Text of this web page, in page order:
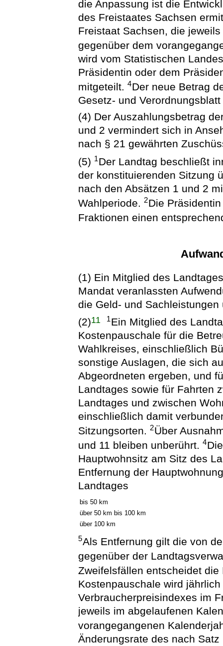
die Anpassung ist die
des Freistaates Sachsen
Freistaat Sachsen, die
gegenüber dem
wird vom Statistischen
Präsidentin oder dem
mitgeteilt.4Der neue Betrag
Gesetz- und
(4) Der Auszahlungsbetrag
und 2 vermindert sich in
nach § 21 gewährten
(5) 1Der Landtag beschließt
der konstituierenden Sitzung
nach den Absätzen 1 und 2
Wahlperiode.2Die
Fraktionen einen
(1) Ein Mitglied des
Mandat veranlassten
die Geld- und Sachleistungen
(2)11 1Ein Mitglied des
Kostenpauschale für die
Wahlkreises, einschließlich
sonstige Auslagen, die sich
Abgeordneten ergeben, und
Landtages sowie für Fahrten
Landtages und zwischen
einschließlich damit
Sitzungsorten.2Über
und 11 bleiben unberührt.4
Hauptwohnsitz am Sitz des
Entfernung der
Landtages
bis 50 km
über 50 km bis 100 km
über 100 km
5Als Entfernung gilt die von
gegenüber der
Zweifelsfällen entscheidet
Kostenpauschale wird
Verbraucherpreisindexes im
jeweils im abgelaufenen
vorangegangenen
Änderungsrate des nach